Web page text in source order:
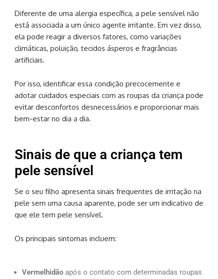
Diferente de uma alergia específica, a pele sensível não
está associada a um único agente irritante. Em vez disso,
ela pode reagir a diversos fatores, como variações
climáticas, poluição, tecidos ásperos e fragrâncias
artificiais.
Por isso, identificar essa condição precocemente e
adotar cuidados especiais com as roupas da criança pode
evitar desconfortos desnecessários e proporcionar mais
bem-estar no dia a dia.
Sinais de que a criança tem
pele sensível
Se o seu filho apresenta sinais frequentes de irritação na
pele sem uma causa aparente, pode ser um indicativo de
que ele tem pele sensível.
Os principais sintomas incluem:
Vermelhidão após o contato com determinadas roupas